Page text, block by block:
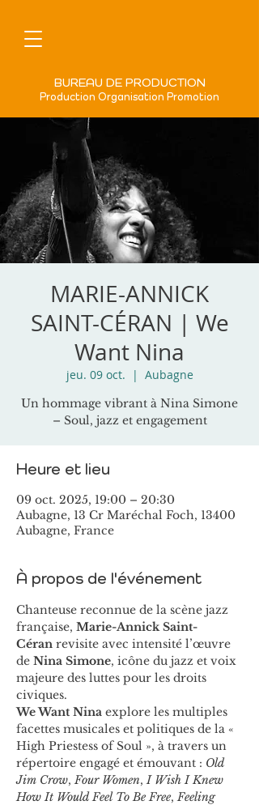
BUREAU DE PRODUCTION
Production Organisation Promotion
MARIE-ANNICK
SAINT-CÉRAN | We
Want Nina
jeu. 09 oct.
  |
Aubagne
Un hommage vibrant à Nina Simone
– Soul, jazz et engagement
Heure et lieu
09 oct. 2025, 19:00 – 20:30
Aubagne, 13 Cr Maréchal Foch, 13400
Aubagne, France
À propos de l'événement
Chanteuse reconnue de la scène jazz
française, Marie-Annick Saint-
Céran revisite avec intensité l’œuvre
de Nina Simone, icône du jazz et voix
majeure des luttes pour les droits
civiques.
We Want Nina explore les multiples
facettes musicales et politiques de la «
High Priestess of Soul », à travers un
répertoire engagé et émouvant : Old
Jim Crow, Four Women, I Wish I Knew
How It Would Feel To Be Free, Feeling